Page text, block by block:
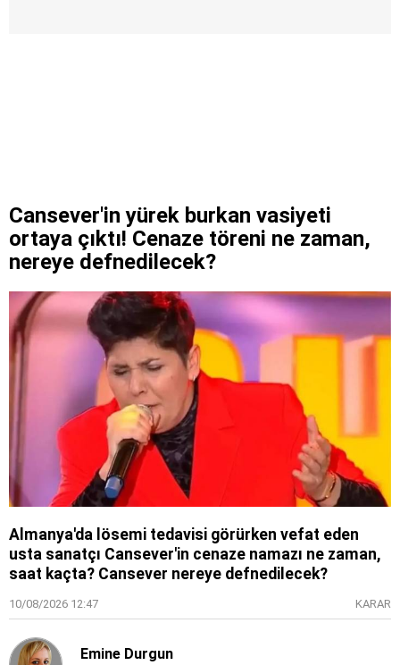
Cansever'in yürek burkan vasiyeti
ortaya çıktı! Cenaze töreni ne zaman,
nereye defnedilecek?
Almanya'da lösemi tedavisi görürken vefat eden
usta sanatçı Cansever'in cenaze namazı ne zaman,
saat kaçta? Cansever nereye defnedilecek?
10/08/2026 12:47 KARAR
Emine Durgun